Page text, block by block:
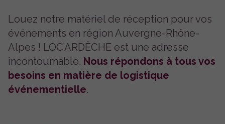
Louez notre matériel de réception pour vos
événements en région Auvergne-Rhône-
Alpes ! LOC’ARDÈCHE est une adresse
incontournable. Nous répondons à tous vos
besoins en matière de logistique
événementielle.